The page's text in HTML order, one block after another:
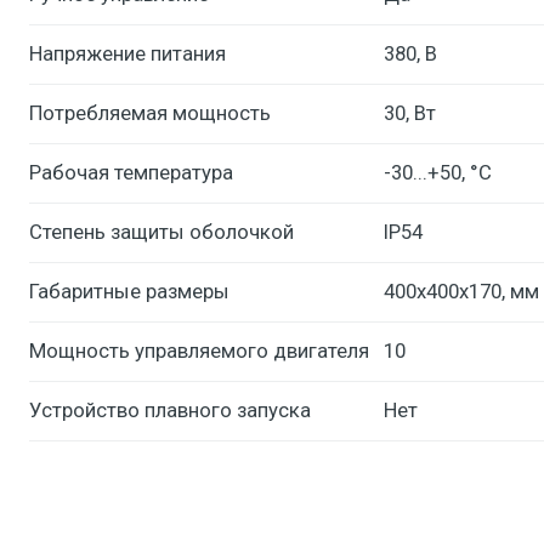
Напряжение питания 380, В
Потребляемая мощность 30, Вт
Рабочая температура -30...+50, °С
Степень защиты оболочкой IP54
Габаритные размеры 400х400х170, мм
Мощность управляемого двигателя 10
Устройство плавного запуска Нет